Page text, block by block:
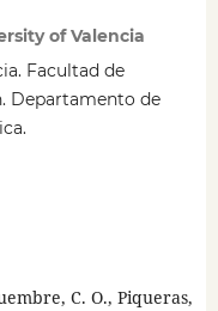
of Valencia
Facultad de
Departamento de
C. O., Piqueras,